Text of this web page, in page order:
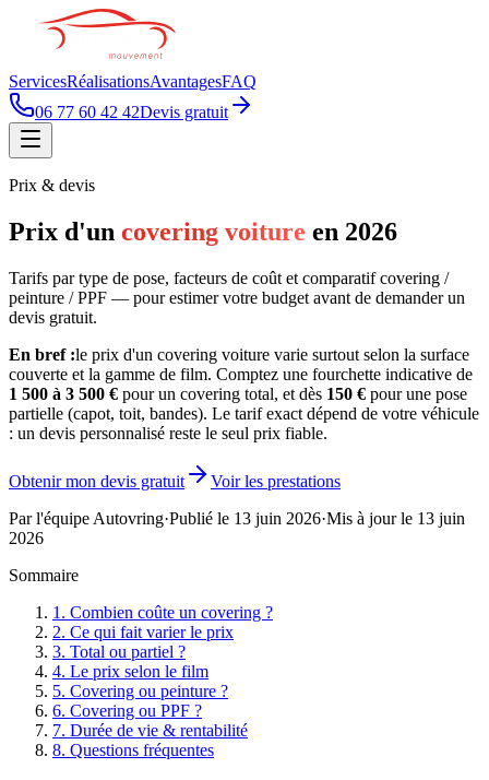
ServicesRéalisationsAvantagesFAQ
06 77 60 42 42Devis gratuit
Prix & devis
Prix d'un covering voiture en 2026
Tarifs par type de pose, facteurs de coût et comparatif covering /
peinture / PPF — pour estimer votre budget avant de demander un
devis gratuit.
En bref :le prix d'un covering voiture varie surtout selon la surface
couverte et la gamme de film. Comptez une fourchette indicative de
1 500 à 3 500 € pour un covering total, et dès 150 € pour une pose
partielle (capot, toit, bandes). Le tarif exact dépend de votre véhicule
: un devis personnalisé reste le seul prix fiable.
Obtenir mon devis gratuit
Voir les prestations
Par l'équipe Autovring·Publié le 13 juin 2026·Mis à jour le 13 juin
2026
Sommaire
1 . Combien coûte un covering ?
2. Ce qui fait varier le prix
3. Total ou partiel ?
4. Le prix selon le film
5. Covering ou peinture ?
6. Covering ou PPF ?
7. Durée de vie & rentabilité
8. Questions fréquentes